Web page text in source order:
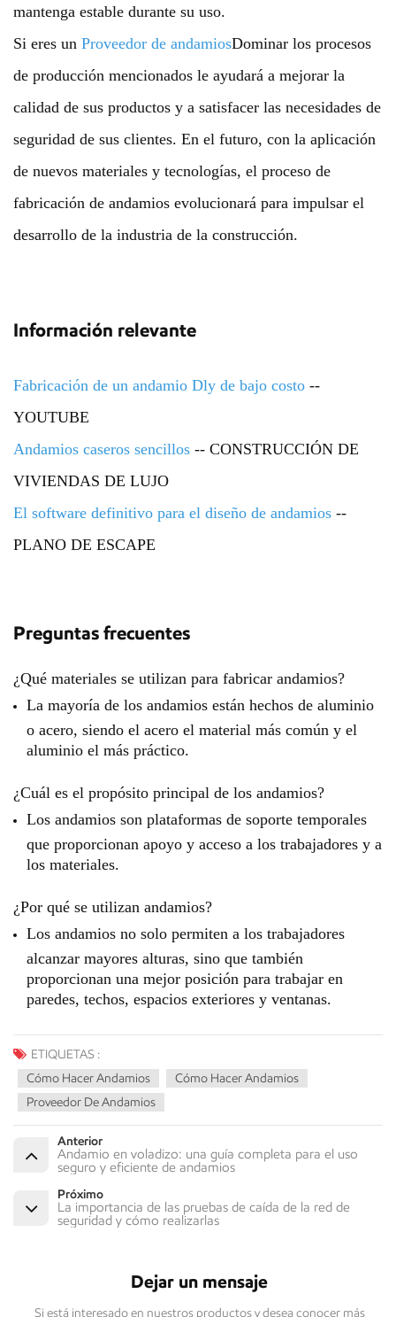
mantenga estable durante su uso.
Si eres un Proveedor de andamiosDominar los procesos
de producción mencionados le ayudará a mejorar la
calidad de sus productos y a satisfacer las necesidades de
seguridad de sus clientes. En el futuro, con la aplicación
de nuevos materiales y tecnologías, el proceso de
fabricación de andamios evolucionará para impulsar el
desarrollo de la industria de la construcción.
Información relevante
Fabricación de un andamio Dly de bajo costo --
YOUTUBE
Andamios caseros sencillos -- CONSTRUCCIÓN DE
VIVIENDAS DE LUJO
El software definitivo para el diseño de andamios --
PLANO DE ESCAPE
Preguntas frecuentes
¿Qué materiales se utilizan para fabricar andamios?
La mayoría de los andamios están hechos de aluminio
o acero, siendo el acero el material más común y el
aluminio el más práctico.
¿Cuál es el propósito principal de los andamios?
Los andamios son plataformas de soporte temporales
que proporcionan apoyo y acceso a los trabajadores y a
los materiales.
¿Por qué se utilizan andamios?
Los andamios no solo permiten a los trabajadores
alcanzar mayores alturas, sino que también
proporcionan una mejor posición para trabajar en
paredes, techos, espacios exteriores y ventanas.
ETIQUETAS :
Cómo Hacer Andamios
Cómo Hacer Andamios
Proveedor De Andamios
Anterior
Andamio en voladizo: una guía completa para el uso
seguro y eficiente de andamios
Próximo
La importancia de las pruebas de caída de la red de
seguridad y cómo realizarlas
Dejar un mensaje
Si está interesado en nuestros productos y desea conocer más